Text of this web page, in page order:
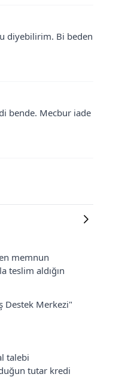
diyebilirim. Bi beden
bende. Mecbur iade
memnun
teslim aldığın
Destek Merkezi"
talebi
tutar kredi